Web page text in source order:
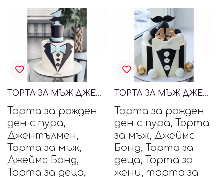
ТОРТА ЗА МЪЖ ДЖЕНТЪЛМЕН
Торта за рожден
ден с пура,
Джентълмен,
Торта за мъж,
Джеймс Бонд,
Торта за деца,
ТОРТА ЗА МЪЖ ДЖЕЙМС БОНД, JAMES BOND
Торта за рожден
ден с пура, Торта
за мъж, Джеймс
Бонд, Торта за
деца, Торта за
жени, торта за